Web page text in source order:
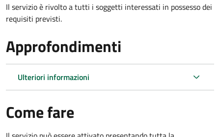
Il servizio è rivolto a tutti i soggetti interessati in possesso dei
requisiti previsti.
Approfondimenti
Ulteriori informazioni
Come fare